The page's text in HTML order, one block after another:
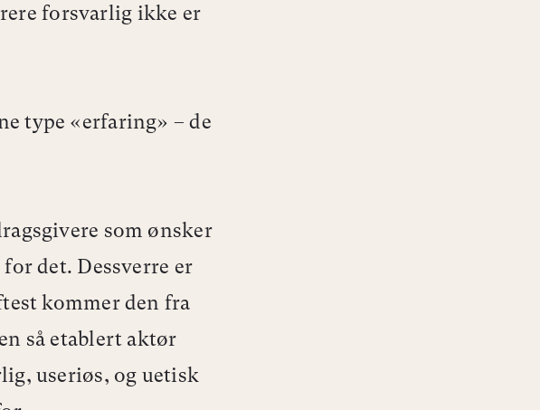
forsvarlig ikke er
type «erfaring» – de
som ønsker
det. Dessverre er
kommer den fra
så etablert aktør
useriøs, og uetisk